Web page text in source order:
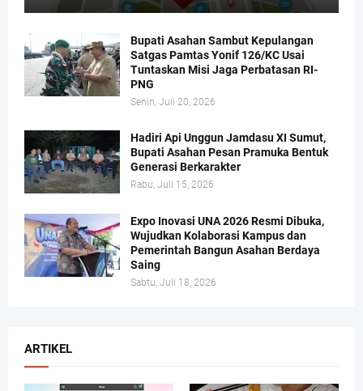
Bupati Asahan Sambut Kepulangan
Satgas Pamtas Yonif 126/KC Usai
Tuntaskan Misi Jaga Perbatasan RI-
PNG
Senin, Juli 20, 2026
Hadiri Api Unggun Jamdasu XI Sumut,
Bupati Asahan Pesan Pramuka Bentuk
Generasi Berkarakter
Rabu, Juli 15, 2026
Expo Inovasi UNA 2026 Resmi Dibuka,
Wujudkan Kolaborasi Kampus dan
Pemerintah Bangun Asahan Berdaya
Saing
Sabtu, Juli 18, 2026
ARTIKEL